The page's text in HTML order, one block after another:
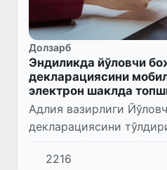
Долзарб
Эндиликда йўловчи
декларациясини
электрон шаклда
Адлия вазирлиги
декларациясини
расмийлаштириш
йўриқномага
2216